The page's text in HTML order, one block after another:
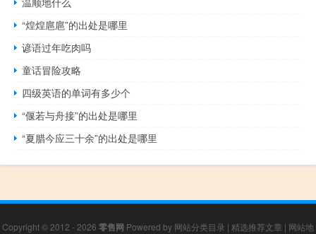
“煌煌扈扈”的出处是哪里
谚语过年吃肉吗
童话冒险攻略
四级英语的单词有多少个
“偃若与舟接”的出处是哪里
“夏腊今应三十余”的出处是哪里
Copyright © 2012 - 2026 零售网 Powered by 网站分类目录 | 精选推荐文章 | 网站地